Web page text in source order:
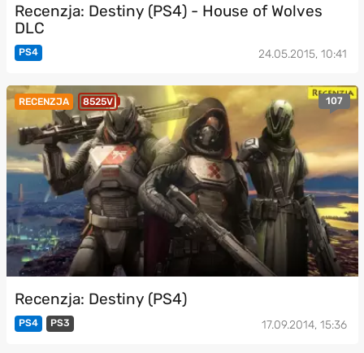
Recenzja: Destiny (PS4) - House of Wolves
DLC
PS4 24.05.2015, 10:41
RECENZJA 8525V 107
Recenzja: Destiny (PS4)
PS4 PS3 17.09.2014, 15:36